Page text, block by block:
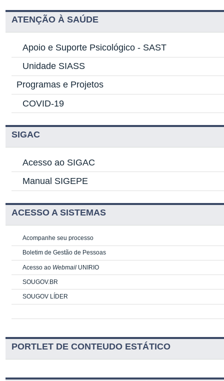
ATENÇÃO À SAÚDE
Apoio e Suporte Psicológico - SAST
Unidade SIASS
Programas e Projetos
COVID-19
SIGAC
Acesso ao SIGAC
Manual SIGEPE
ACESSO A SISTEMAS
Acompanhe seu processo
Boletim de Gestão de Pessoas
Acesso ao Webmail UNIRIO
SOUGOV.BR
SOUGOV LÍDER
PORTLET DE CONTEUDO ESTÁTICO